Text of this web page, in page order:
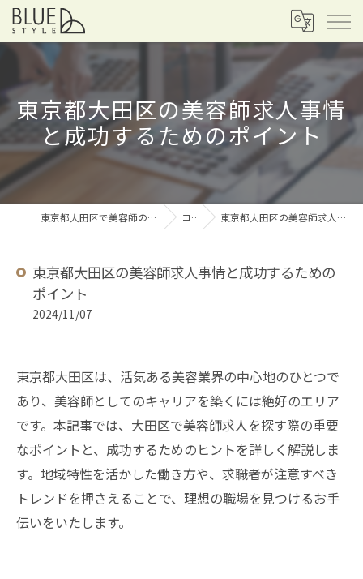
東京都大田区の美容師求人事情
と成功するためのポイント
東京都大田区で美容師の求人なら株式会社スリーエヌ コラム 東京都大田区の美容師求人事情と成功するためのポイント
東京都大田区の美容師求人事情と成功するための
ポイント
2024/11/07
東京都大田区は、活気ある美容業界の中心地のひとつで
あり、美容師としてのキャリアを築くには絶好のエリア
です。本記事では、大田区で美容師求人を探す際の重要
なポイントと、成功するためのヒントを詳しく解説しま
す。地域特性を活かした働き方や、求職者が注意すべき
トレンドを押さえることで、理想の職場を見つけるお手
伝いをいたします。